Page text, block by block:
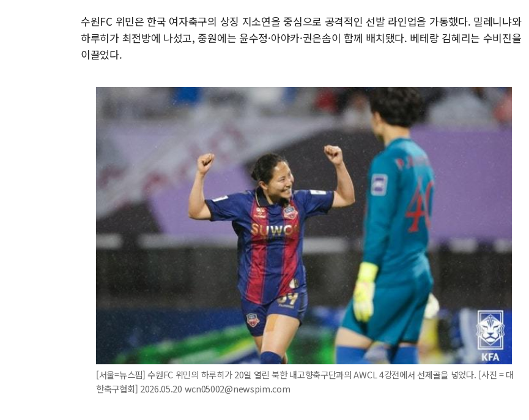
수원FC 위민은 한국 여자축구의 상징 지소연을 중심으로 공격적인 선발 라인업을 가동했다. 밀레니냐와
하루히가 최전방에 나섰고, 중원에는 윤수정·아야카·권은솜이 함께 배치됐다. 베테랑 김혜리는 수비진을
이끌었다.
[서울=뉴스핌] 수원FC 위민의 하루히가 20일 열린 북한 내고향축구단과의 AWCL 4강전에서 선제골을 넣었다. [사진 = 대
한축구협회] 2026.05.20 wcn05002@newspim.com